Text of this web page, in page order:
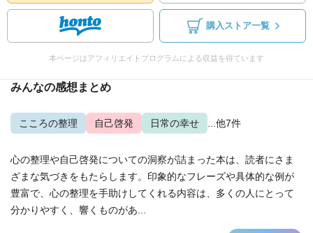
購入ストア一覧
本ページはアフィリエイトプログラムによる収益を得ています
みんなの感想まとめ
こころの整理 自己啓発 日常の幸せ ...他7件
心の整理や自己啓発についての洞察が詰まった本は、読者にさま
ざまな気づきをもたらします。印象的なフレーズや具体的な例が
豊富で、心の整理を手助けしてくれる内容は、多くの人にとって
分かりやすく、響くものがあ...